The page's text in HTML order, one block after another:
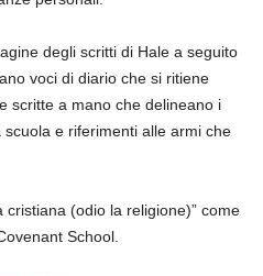
degli scritti di Hale a seguito
voci di diario che si ritiene
scritte a mano che delineano i
e riferimenti alle armi che
cristiana (odio la religione)” come
School.